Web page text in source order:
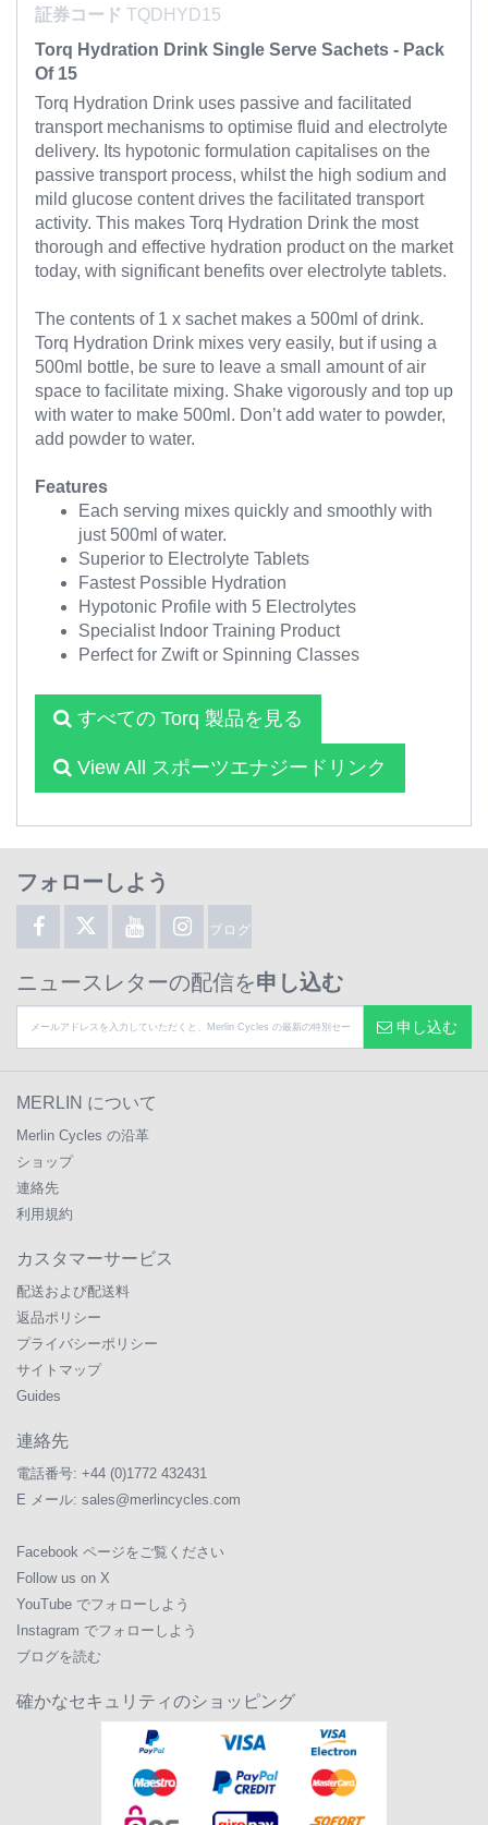
証券コード TQDHYD15
Torq Hydration Drink Single Serve Sachets - Pack
Of 15
Torq Hydration Drink uses passive and facilitated
transport mechanisms to optimise fluid and electrolyte
delivery. Its hypotonic formulation capitalises on the
passive transport process, whilst the high sodium and
mild glucose content drives the facilitated transport
activity. This makes Torq Hydration Drink the most
thorough and effective hydration product on the market
today, with significant benefits over electrolyte tablets.
The contents of 1 x sachet makes a 500ml of drink.
Torq Hydration Drink mixes very easily, but if using a
500ml bottle, be sure to leave a small amount of air
space to facilitate mixing. Shake vigorously and top up
with water to make 500ml. Don’t add water to powder,
add powder to water.
Features
Each serving mixes quickly and smoothly with
just 500ml of water.
Superior to Electrolyte Tablets
Fastest Possible Hydration
Hypotonic Profile with 5 Electrolytes
Specialist Indoor Training Product
Perfect for Zwift or Spinning Classes
すべての Torq 製品を見る
View All スポーツエナジードリンク
フォローしよう
ブログ
ニュースレターの配信を申し込む
申し込む
MERLIN について
Merlin Cycles の沿革
ショップ
連絡先
利用規約
カスタマーサービス
配送および配送料
返品ポリシー
プライバシーポリシー
サイトマップ
Guides
連絡先
電話番号: +44 (0)1772 432431
E メール: sales@merlincycles.com
Facebook ページをご覧ください
Follow us on X
YouTube でフォローしよう
Instagram でフォローしよう
ブログを読む
確かなセキュリティのショッピング